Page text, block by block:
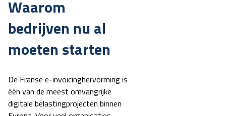
Waarom
bedrijven nu al
moeten starten
De Franse e-invoicinghervorming is
één van de meest omvangrijke
digitale belastingprojecten binnen